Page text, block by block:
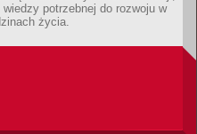
potrzebnej do rozwoju w
życia.